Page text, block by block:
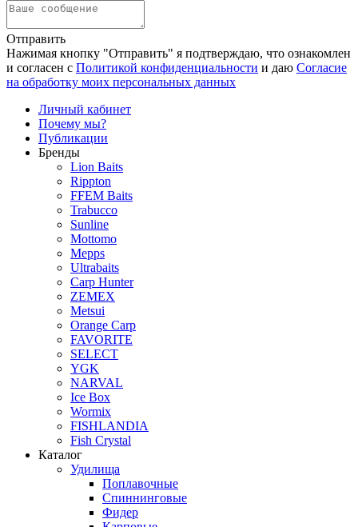
Отправить
Нажимая кнопку "Отправить" я подтверждаю, что ознакомлен
и согласен с Политикой конфиденциальности и даю Согласие
на обработку моих персональных данных
Личный кабинет
Почему мы?
Публикации
Бренды
Lion Baits
Rippton
FFEM Baits
Trabucco
Sunline
Mottomo
Mepps
Ultrabaits
Carp Hunter
ZEMEX
Metsui
Orange Carp
FAVORITE
SELECT
YGK
NARVAL
Ice Box
Wormix
FISHLANDIA
Fish Crystal
Каталог
Удилища
Поплавочные
Спиннинговые
Фидер